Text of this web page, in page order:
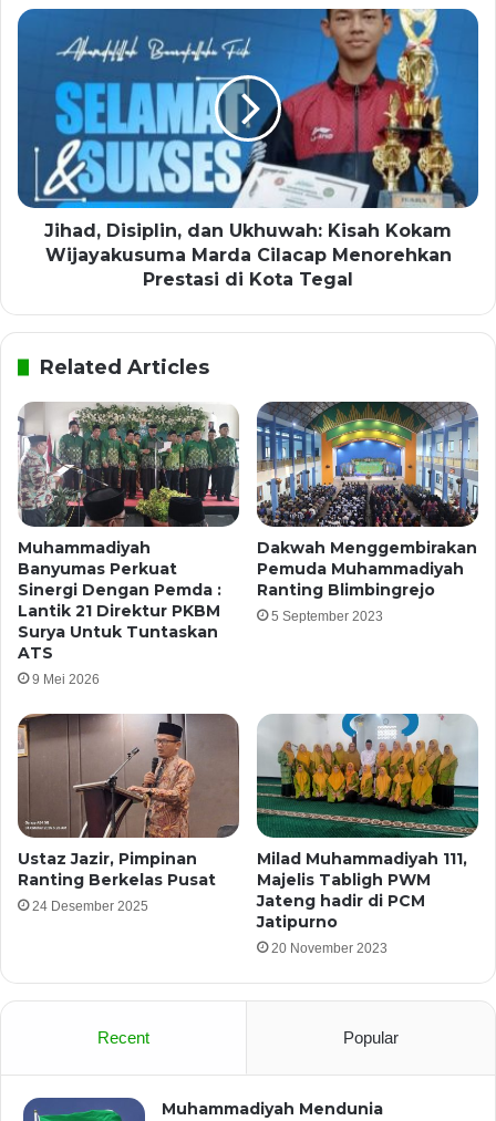
Jihad, Disiplin, dan Ukhuwah: Kisah Kokam
Wijayakusuma Marda Cilacap Menorehkan
Prestasi di Kota Tegal
Related Articles
Muhammadiyah
Banyumas Perkuat
Sinergi Dengan Pemda :
Lantik 21 Direktur PKBM
Surya Untuk Tuntaskan
ATS
9 Mei 2026
Dakwah Menggembirakan
Pemuda Muhammadiyah
Ranting Blimbingrejo
5 September 2023
Ustaz Jazir, Pimpinan
Ranting Berkelas Pusat
24 Desember 2025
Milad Muhammadiyah 111,
Majelis Tabligh PWM
Jateng hadir di PCM
Jatipurno
20 November 2023
Recent Popular
Muhammadiyah Mendunia